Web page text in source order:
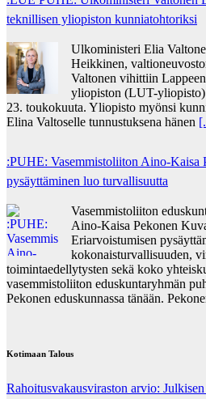
teknillisen yliopiston kunniatohtoriksi
Ulkoministeri Elia
Heikkinen,
Valtonen vihittiin
yliopiston (LUT-
23. toukokuuta. Yliopisto myönsi
Elina Valtoselle tunnustuksena hänen
:PUHE: Vasemmistoliiton Aino-Kaisa
pysäyttäminen luo turvallisuutta
Vasemmistoliiton
Aino-Kaisa Pekonen
Eriarvoistumisen
kokonaisturvallisuuden,
toimintaedellytysten sekä koko
vasemmistoliiton eduskuntaryhmän
Pekonen eduskunnassa tänään.
Kotimaan Talous
Rahoitusvakausviraston arvio: